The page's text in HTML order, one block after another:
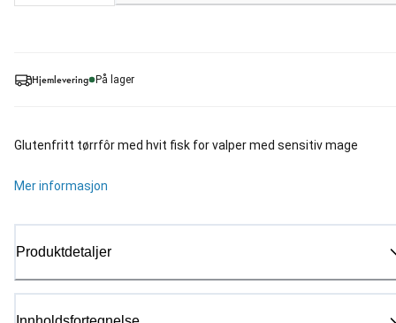
Hjemlevering På lager
Glutenfritt tørrfôr med hvit fisk for valper med sensitiv mage
Mer informasjon
Produktdetaljer